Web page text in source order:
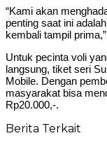
“Kami akan
penting saat ini
kembali tampil
Untuk pecinta voli
langsung, tiket seri
Mobile. Dengan
masyarakat bisa
Rp20.000,-.
Berita Terkait